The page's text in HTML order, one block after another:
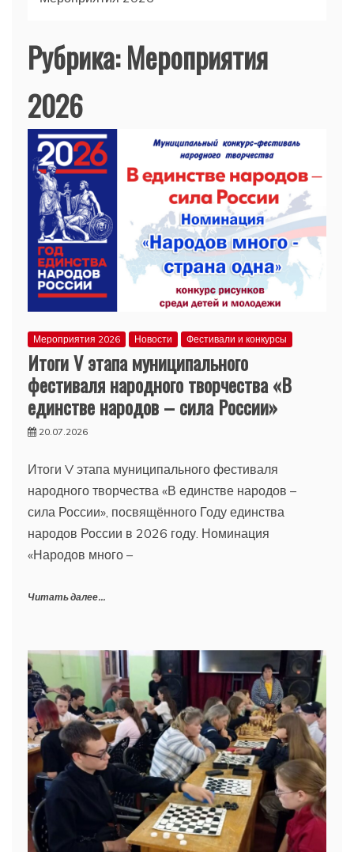
Рубрика:Мероприятия
2026
Мероприятия 2026 Новости Фестивали и конкурсы
Итоги V этапа муниципального
фестиваля народного творчества «В
единстве народов – сила России»
20.07.2026
Итоги V этапа муниципального фестиваля
народного творчества «В единстве народов –
сила России», посвящённого Году единства
народов России в 2026 году. Номинация
«Народов много –
Читать далее...